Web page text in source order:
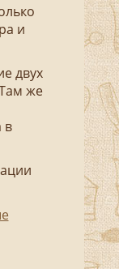
и
двух
же
в